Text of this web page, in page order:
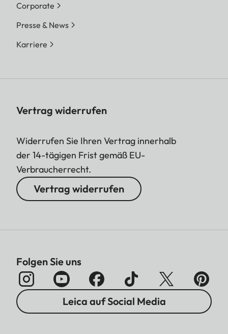
Corporate
Presse & News
Karriere
Vertrag widerrufen
Widerrufen Sie Ihren Vertrag innerhalb
der 14-tägigen Frist gemäß EU-
Verbraucherrecht.
Vertrag widerrufen
Folgen Sie uns
Leica auf Social Media